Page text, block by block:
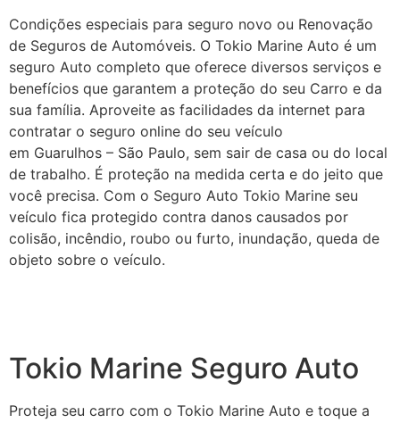
Condições especiais para seguro novo ou Renovação
de Seguros de Automóveis. O Tokio Marine Auto é um
seguro Auto completo que oferece diversos serviços e
benefícios que garantem a proteção do seu Carro e da
sua família. Aproveite as facilidades da internet para
contratar o seguro online do seu veículo
em Guarulhos – São Paulo, sem sair de casa ou do local
de trabalho. É proteção na medida certa e do jeito que
você precisa. Com o Seguro Auto Tokio Marine seu
veículo fica protegido contra danos causados por
colisão, incêndio, roubo ou furto, inundação, queda de
objeto sobre o veículo.
Tokio Marine Seguro Auto
Proteja seu carro com o Tokio Marine Auto e toque a